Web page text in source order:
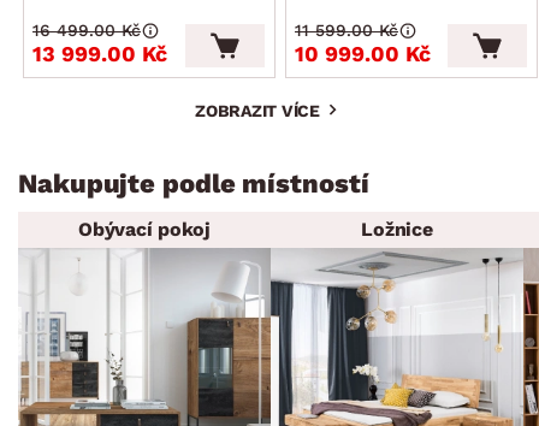
13 999.00 Kč
16 499.00 Kč
10 999.00 Kč
11 599.00 Kč
ZOBRAZIT VÍCE
Nakupujte podle místností
Obývací pokoj Ložnice